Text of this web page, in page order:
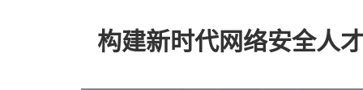
构建新时代网络安全人